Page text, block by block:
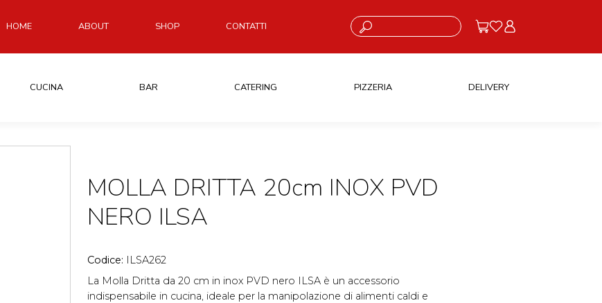
HOME ABOUT SHOP CONTATTI Cosa stai cercando?
CUCINA BAR CATERING PIZZERIA DELIVERY
MOLLA DRITTA 20cm INOX PVD
NERO ILSA
Codice: ILSA262
La Molla Dritta da 20 cm in inox PVD nero ILSA è un accessorio
indispensabile in cucina, ideale per la manipolazione di alimenti caldi e